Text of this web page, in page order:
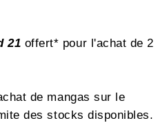
21 offert* pour l'achat de 2
de mangas sur le
des stocks disponibles.